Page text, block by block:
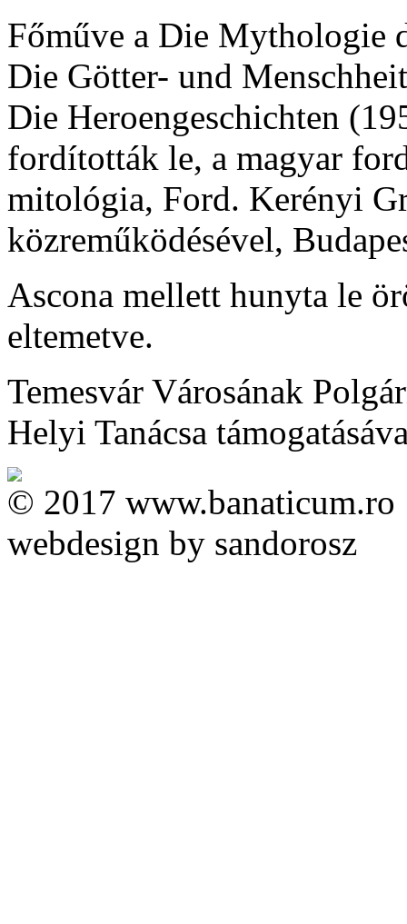
Főműve a Die Mythologie
Die Götter- und
Die Heroengeschichten
fordították le, a magyar
mitológia, Ford. Kerényi
közreműködésével,
Ascona mellett hunyta le
eltemetve.
Temesvár Városának
Helyi Tanácsa
© 2017 www.banaticum.ro
webdesign by sandorosz